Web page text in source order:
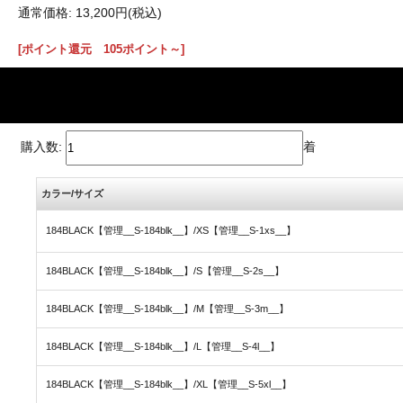
通常価格: 13,200円(税込)
[ポイント還元 105ポイント～]
購入数: 着
カラー/サイズ
184BLACK【管理__S-184blk__】/XS【管理__S-1xs__】
184BLACK【管理__S-184blk__】/S【管理__S-2s__】
184BLACK【管理__S-184blk__】/M【管理__S-3m__】
184BLACK【管理__S-184blk__】/L【管理__S-4l__】
184BLACK【管理__S-184blk__】/XL【管理__S-5xl__】